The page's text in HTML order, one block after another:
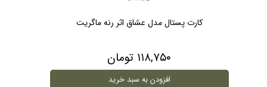
کارت پستال مدل عشاق اثر رنه ماگریت
۱۱۸,۷۵۰ تومان
افزودن به سبد خرید